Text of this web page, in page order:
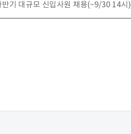
기 대규모 신입사원 채용(~9/30 14시)